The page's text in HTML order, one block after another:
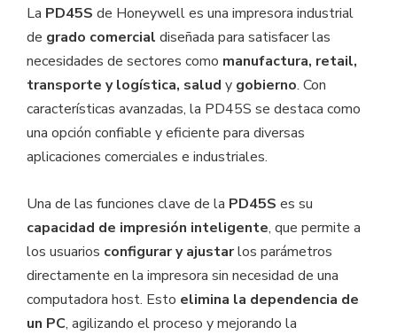
La PD45S de Honeywell es una impresora industrial
de grado comercial diseñada para satisfacer las
necesidades de sectores como manufactura, retail,
transporte y logística, salud y gobierno. Con
características avanzadas, la PD45S se destaca como
una opción confiable y eficiente para diversas
aplicaciones comerciales e industriales.
Una de las funciones clave de la PD45S es su
capacidad de impresión inteligente, que permite a
los usuarios configurar y ajustarlos parámetros
directamente en la impresora sin necesidad de una
computadora host. Esto elimina la dependencia de
un PC, agilizando el proceso y mejorando la